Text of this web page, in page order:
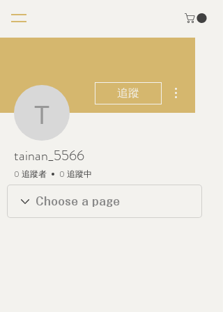
tainan_5566
追蹤
tainan_5566
0 追蹤者 0 追蹤中